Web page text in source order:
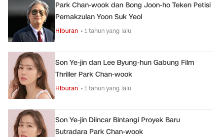
Park Chan-wook dan Bong Joon-ho Teken Petisi
Pemakzulan Yoon Suk Yeol
Hiburan • 1 tahun yang lalu
Son Ye-jin dan Lee Byung-hun Gabung Film
Thriller Park Chan-wook
Hiburan • 1 tahun yang lalu
Son Ye-jin Diincar Bintangi Proyek Baru
Sutradara Park Chan-wook